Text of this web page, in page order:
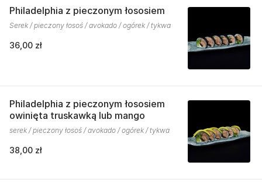
Philadelphia z pieczonym łososiem
Serek / pieczony łosoś / avokado / ogórek / tykwa
36,00 zł
Philadelphia z pieczonym łososiem
owinięta truskawką lub mango
serek / pieczony łosoś / avokado / ogórek / tykwa
38,00 zł